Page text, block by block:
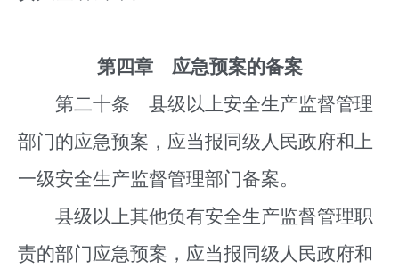
第四章 应急预案的备案
第二十条 县级以上安全生产监督管理
部门的应急预案，应当报同级人民政府和上
一级安全生产监督管理部门备案。
县级以上其他负有安全生产监督管理职
责的部门应急预案，应当报同级人民政府和